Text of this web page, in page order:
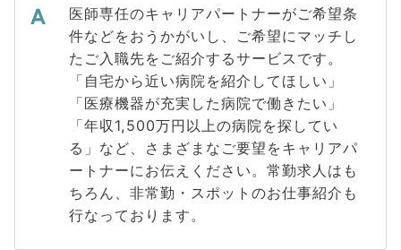
医師専任のキャリアパートナーがご希望条
件などをおうかがいし、ご希望にマッチし
たご入職先をご紹介するサービスです。
「自宅から近い病院を紹介してほしい」
「医療機器が充実した病院で働きたい」
「年収1,500万円以上の病院を探してい
る」など、さまざまなご要望をキャリアパ
ートナーにお伝えください。常勤求人はも
ちろん、非常勤・スポットのお仕事紹介も
行なっております。